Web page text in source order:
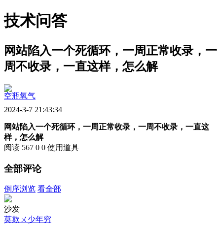
技术问答
网站陷入一个死循环，一周正常收录，一
周不收录，一直这样，怎么解
空瓶氧气
2024-3-7 21:43:34
网站陷入一个死循环，一周正常收录，一周不收录，一直这
样，怎么解
阅读 567 0 0 使用道具
全部评论
倒序浏览 看全部
沙发
莫欺ㄨ少年穷